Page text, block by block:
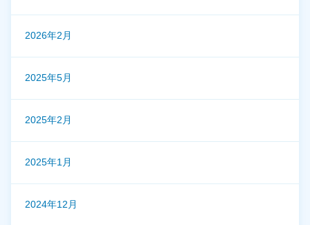
2026年2月
2025年5月
2025年2月
2025年1月
2024年12月